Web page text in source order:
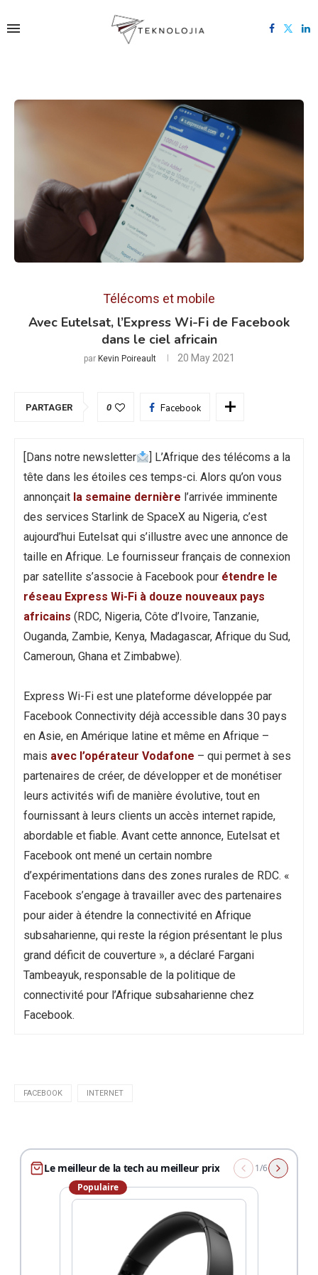
Télécoms et mobile
Avec Eutelsat, l’Express Wi-Fi de Facebook
dans le ciel africain
par Kevin Poireault 20 May 2021
PARTAGER 0 Facebook
[Dans notre newsletter
] L’Afrique des télécoms a la
tête dans les étoiles ces temps-ci. Alors qu’on vous
annonçait la semaine dernière l’arrivée imminente
des services Starlink de SpaceX au Nigeria, c’est
aujourd’hui Eutelsat qui s’illustre avec une annonce de
taille en Afrique. Le fournisseur français de connexion
par satellite s’associe à Facebook pour étendre le
réseau Express Wi-Fi à douze nouveaux pays
africains (RDC, Nigeria, Côte d’Ivoire, Tanzanie,
Ouganda, Zambie, Kenya, Madagascar, Afrique du Sud,
Cameroun, Ghana et Zimbabwe).
Express Wi-Fi est une plateforme développée par
Facebook Connectivity déjà accessible dans 30 pays
en Asie, en Amérique latine et même en Afrique –
mais avec l’opérateur Vodafone – qui permet à ses
partenaires de créer, de développer et de monétiser
leurs activités wifi de manière évolutive, tout en
fournissant à leurs clients un accès internet rapide,
abordable et fiable. Avant cette annonce, Eutelsat et
Facebook ont mené un certain nombre
d’expérimentations dans des zones rurales de RDC. «
Facebook s’engage à travailler avec des partenaires
pour aider à étendre la connectivité en Afrique
subsaharienne, qui reste la région présentant le plus
grand déficit de couverture », a déclaré Fargani
Tambeayuk, responsable de la politique de
connectivité pour l’Afrique subsaharienne chez
Facebook.
FACEBOOK INTERNET